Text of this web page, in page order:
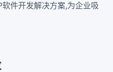
件开发解决方案,为企业吸